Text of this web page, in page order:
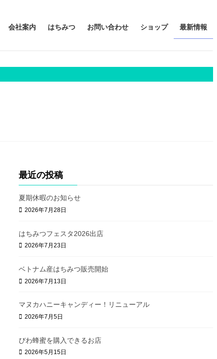
会社案内 はちみつ
国産れんげ蜂蜜 1kg, 24kg
【業務用】ハワイ産はちみつ
1kg,25kg
マカダミアナッツ 9oz
オヒアレフア 9oz
マルチフローラルジャラハニー
250g, 500g
お問い合わせ ショップ 最新情報
最近の投稿
夏期休暇のお知らせ
2026年7月28日
はちみつフェスタ2026出店
2026年7月23日
ベトナム産はちみつ販売開始
2026年7月13日
マヌカハニーキャンディー！リニューアル
2026年7月5日
びわ蜂蜜を購入できるお店
2026年5月15日